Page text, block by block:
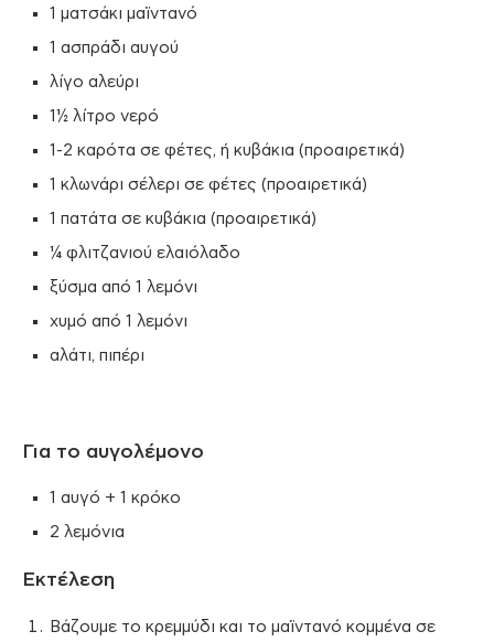
1 ματσάκι μαϊντανό
1 ασπράδι αυγού
λίγο αλεύρι
1½ λίτρο νερό
1-2 καρότα σε φέτες, ή κυβάκια (προαιρετικά)
1 κλωνάρι σέλερι σε φέτες (προαιρετικά)
1 πατάτα σε κυβάκια (προαιρετικά)
¼ φλιτζανιού ελαιόλαδο
ξύσμα από 1 λεμόνι
χυμό από 1 λεμόνι
αλάτι, πιπέρι
Για το αυγολέμονο
1 αυγό + 1 κρόκο
2 λεμόνια
Εκτέλεση
Βάζουμε το κρεμμύδι και το μαϊντανό κομμένα σε